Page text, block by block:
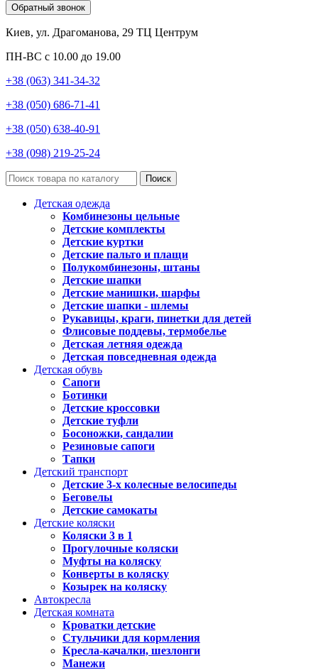
Обратный звонок
Киев, ул. Драгоманова, 29 ТЦ Центрум
ПН-ВС с 10.00 до 19.00
+38 (063) 341-34-32
+38 (050) 686-71-41
+38 (050) 638-40-91
+38 (098) 219-25-24
Поиск
Детская одежда
Комбинезоны цельные
Детские комплекты
Детские куртки
Детские пальто и плащи
Полукомбинезоны, штаны
Детские шапки
Детские манишки, шарфы
Детские шапки - шлемы
Рукавицы, краги, пинетки для детей
Флисовые поддевы, термобелье
Детская летняя одежда
Детская повседневная одежда
Детская обувь
Сапоги
Ботинки
Детские кроссовки
Детские туфли
Босоножки, сандалии
Резиновые сапоги
Тапки
Детский транспорт
Детские 3-х колесные велосипеды
Беговелы
Детские самокаты
Детские коляски
Коляски 3 в 1
Прогулочные коляски
Муфты на коляску
Конверты в коляску
Козырек на коляску
Автокресла
Детская комната
Кроватки детские
Стульчики для кормления
Кресла-качалки, шезлонги
Манежи